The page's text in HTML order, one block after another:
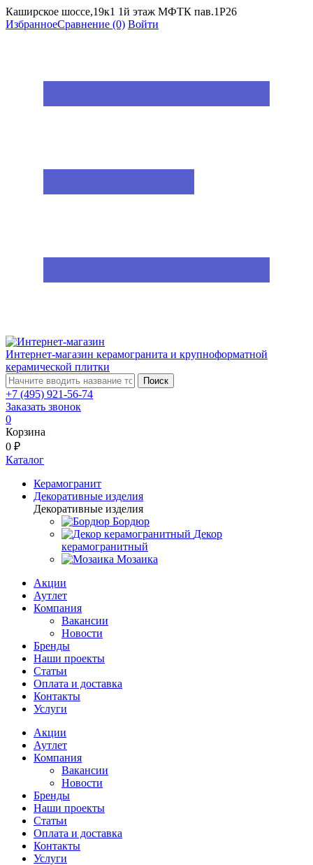
Каширское шоссе,19к1 1й этаж МФТК пав.1Р26
ИзбранноеСравнение (0) Войти
Интернет-магазин керамогранита и крупноформатной
керамической плитки
Поиск
+7 (495) 921-56-74
Заказать звонок
0
Корзина
0 ₽
Каталог
Керамогранит
Декоративные изделия
Декоративные изделия
Бордюр
Декор
керамогранитный
Мозаика
Акции
Аутлет
Компания
Вакансии
Новости
Бренды
Наши проекты
Статьи
Оплата и доставка
Контакты
Услуги
Акции
Аутлет
Компания
Вакансии
Новости
Бренды
Наши проекты
Статьи
Оплата и доставка
Контакты
Услуги